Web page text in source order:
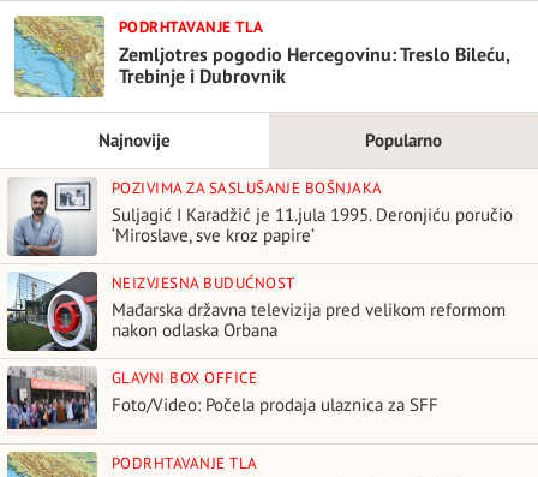
PODRHTAVANJE TLA
Zemljotres pogodio Hercegovinu: Treslo Bileću,
Trebinje i Dubrovnik
Najnovije Popularno
POZIVIMA ZA SASLUŠANJE BOŠNJAKA
Suljagić I Karadžić je 11.jula 1995. Deronjiću poručio
‘Miroslave, sve kroz papire’
NEIZVJESNA BUDUĆNOST
Mađarska državna televizija pred velikom reformom
nakon odlaska Orbana
GLAVNI BOX OFFICE
Foto/Video: Počela prodaja ulaznica za SFF
PODRHTAVANJE TLA